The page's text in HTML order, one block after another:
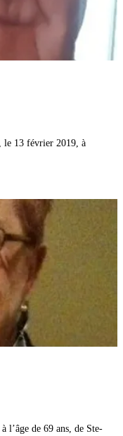
le 13 février 2019, à
l’âge de 69 ans, de Ste-